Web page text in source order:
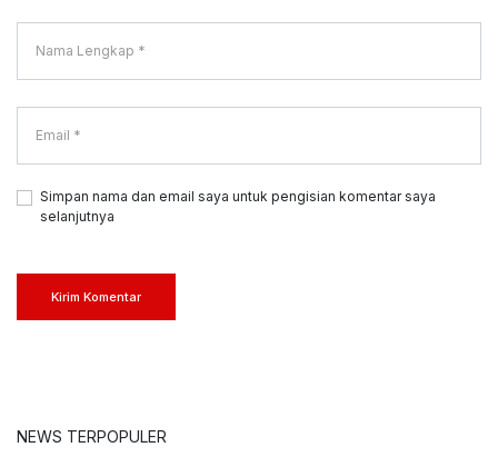
Simpan nama dan email saya untuk pengisian komentar saya
selanjutnya
Kirim Komentar
NEWS TERPOPULER